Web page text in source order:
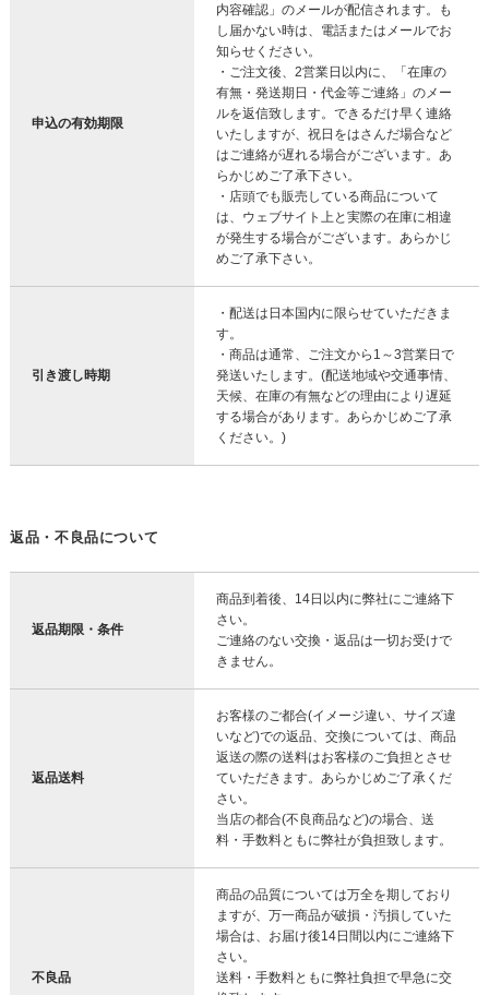
申込の有効期限
内容確認」のメールが配信されます。も
し届かない時は、電話またはメールでお
知らせください。
・ご注文後、2営業日以内に、「在庫の
有無・発送期日・代金等ご連絡」のメー
ルを返信致します。できるだけ早く連絡
いたしますが、祝日をはさんだ場合など
はご連絡が遅れる場合がございます。あ
らかじめご了承下さい。
・店頭でも販売している商品について
は、ウェブサイト上と実際の在庫に相違
が発生する場合がございます。あらかじ
めご了承下さい。
引き渡し時期
・配送は日本国内に限らせていただきま
す。
・商品は通常、ご注文から1～3営業日で
発送いたします。(配送地域や交通事情、
天候、在庫の有無などの理由により遅延
する場合があります。あらかじめご了承
ください。)
返品・不良品について
返品期限・条件
商品到着後、14日以内に弊社にご連絡下
さい。
ご連絡のない交換・返品は一切お受けで
きません。
返品送料
お客様のご都合(イメージ違い、サイズ違
いなど)での返品、交換については、商品
返送の際の送料はお客様のご負担とさせ
ていただきます。あらかじめご了承くだ
さい。
当店の都合(不良商品など)の場合、送
料・手数料ともに弊社が負担致します。
不良品
商品の品質については万全を期しており
ますが、万一商品が破損・汚損していた
場合は、お届け後14日間以内にご連絡下
さい。
送料・手数料ともに弊社負担で早急に交